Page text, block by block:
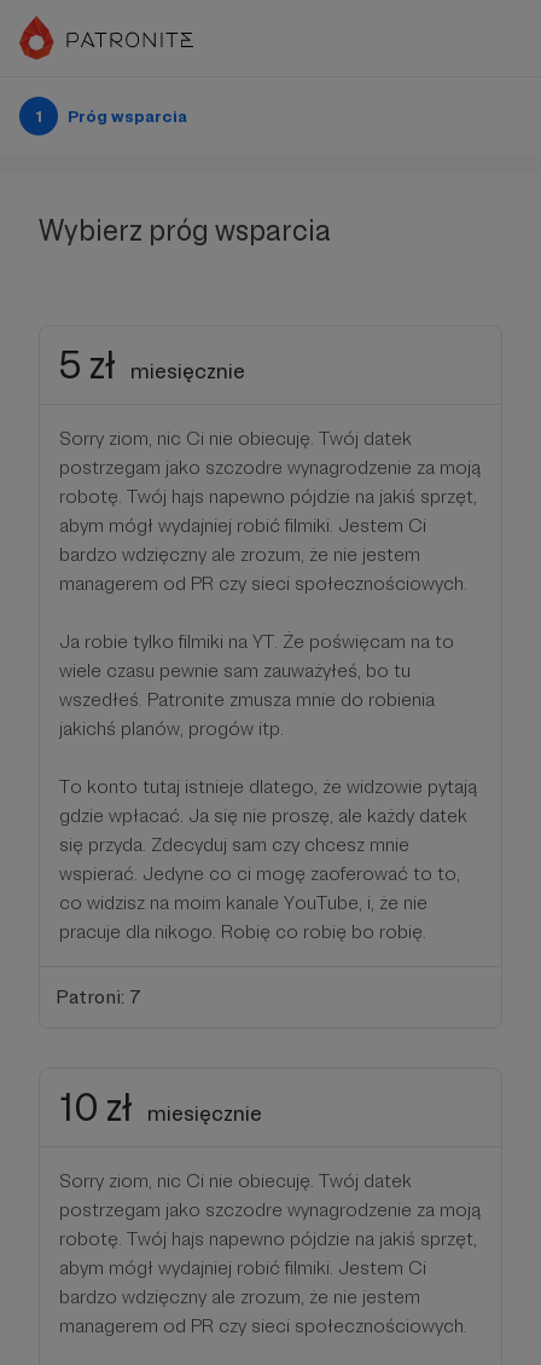
1 Próg wsparcia
Wybierz próg wsparcia
5 zł miesięcznie
Sorry ziom, nic Ci nie obiecuję. Twój datek
postrzegam jako szczodre wynagrodzenie za moją
robotę. Twój hajs napewno pójdzie na jakiś sprzęt,
abym mógł wydajniej robić filmiki. Jestem Ci
bardzo wdzięczny ale zrozum, że nie jestem
managerem od PR czy sieci społecznościowych.
Ja robie tylko filmiki na YT. Że poświęcam na to
wiele czasu pewnie sam zauważyłeś, bo tu
wszedłeś. Patronite zmusza mnie do robienia
jakichś planów, progów itp.
To konto tutaj istnieje dlatego, że widzowie pytają
gdzie wpłacać. Ja się nie proszę, ale każdy datek
się przyda. Zdecyduj sam czy chcesz mnie
wspierać. Jedyne co ci mogę zaoferować to to,
co widzisz na moim kanale YouTube, i, że nie
pracuje dla nikogo. Robię co robię bo robię.
Patroni: 7
10 zł miesięcznie
Sorry ziom, nic Ci nie obiecuję. Twój datek
postrzegam jako szczodre wynagrodzenie za moją
robotę. Twój hajs napewno pójdzie na jakiś sprzęt,
abym mógł wydajniej robić filmiki. Jestem Ci
bardzo wdzięczny ale zrozum, że nie jestem
managerem od PR czy sieci społecznościowych.